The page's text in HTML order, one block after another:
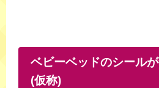
ベビーベッドのシール
(仮称)